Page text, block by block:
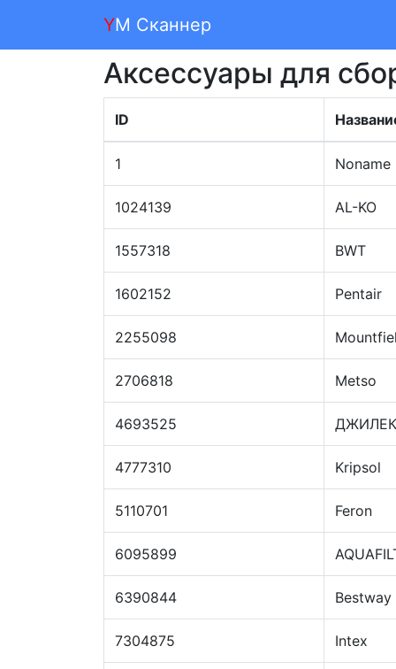
YM Сканнер
Аксессуары для
ID
1 Noname
1024139 AL-KO
1557318 BWT
1602152 Pentair
2255098
2706818 Metso
4693525
4777310 Kripsol
5110701 Feron
6095899
6390844 Bestway
7304875 Intex